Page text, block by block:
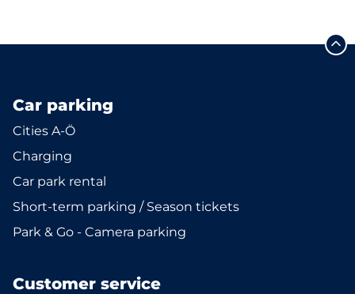
Car parking
Cities A-Ö
Charging
Car park rental
Short-term parking / Season tickets
Park & Go - Camera parking
Customer service